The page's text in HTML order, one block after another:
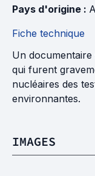
Pays d'origine :
Fiche technique
Un
qui furent
nucléaires des
environnantes.
IMAGES